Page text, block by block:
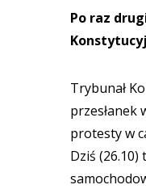
Po raz
Trybunał
przesłanek
protesty w
Dziś (26.10)